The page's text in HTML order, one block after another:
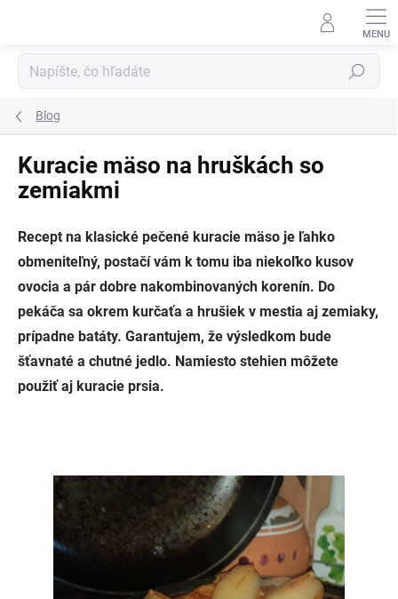
Hľadať
Blog
Kuracie mäso na hruškách so
zemiakmi
Recept na klasické pečené kuracie mäso je ľahko
obmeniteľný, postačí vám k tomu iba niekoľko kusov
ovocia a pár dobre nakombinovaných korenín. Do
pekáča sa okrem kurčaťa a hrušiek v mestia aj zemiaky,
prípadne batáty. Garantujem, že výsledkom bude
šťavnaté a chutné jedlo. Namiesto stehien môžete
použiť aj kuracie prsia.